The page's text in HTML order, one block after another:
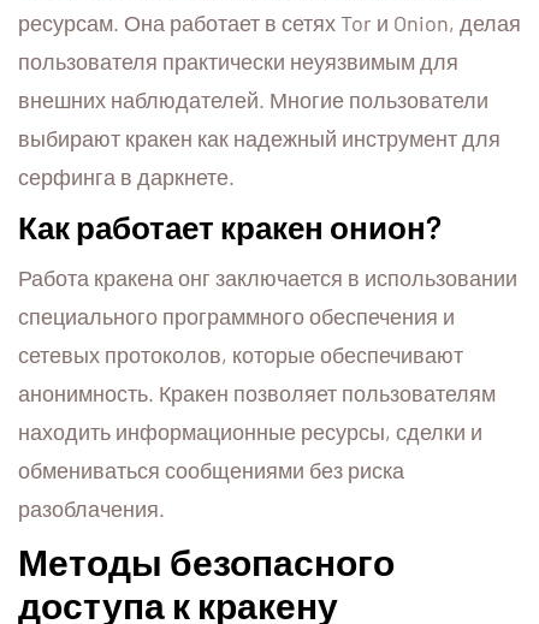
ресурсам. Она работает в сетях Tor и Onion, делая
пользователя практически неуязвимым для
внешних наблюдателей. Многие пользователи
выбирают кракен как надежный инструмент для
серфинга в даркнете.
Как работает кракен онион?
Работа кракена онг заключается в использовании
специального программного обеспечения и
сетевых протоколов, которые обеспечивают
анонимность. Кракен позволяет пользователям
находить информационные ресурсы, сделки и
обмениваться сообщениями без риска
разоблачения.
Методы безопасного
доступа к кракену